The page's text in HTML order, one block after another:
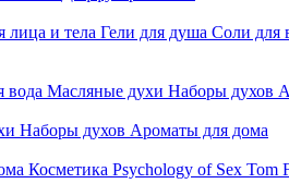
лица и тела Гели для душа Соли для
вода Масляные духи Наборы духов
Наборы духов Ароматы для дома
Косметика Psychology of Sex Tom